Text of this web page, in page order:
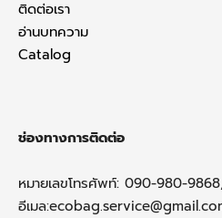
ติดต่อเรา
อ่านบทความ
Catalog
ช่องทางการติดต่อ
หมายเลขโทรศัพท์: 090-980-
อีเมล: